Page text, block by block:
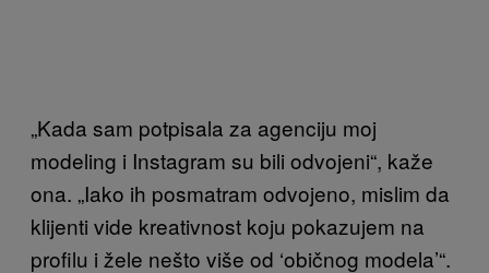
„Kada sam potpisala za agenciju moj
modeling i Instagram su bili odvojeni“, kaže
ona. „Iako ih posmatram odvojeno, mislim da
klijenti vide kreativnost koju pokazujem na
profilu i žele nešto više od ‘običnog modela’“.